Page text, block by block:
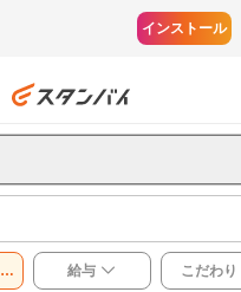
インストール
給与 こだわり